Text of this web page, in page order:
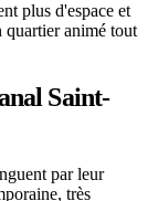
plus d'espace et
quartier animé tout
Saint-
par leur
très